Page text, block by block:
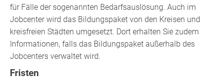
für Fälle der sogenannten Bedarfsauslösung. Auch im
Jobcenter wird das Bildungspaket von den Kreisen und
kreisfreien Städten umgesetzt. Dort erhalten Sie zudem
Informationen, falls das Bildungspaket außerhalb des
Jobcenters verwaltet wird.
Fristen